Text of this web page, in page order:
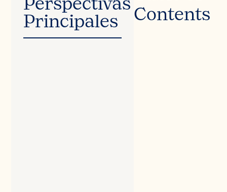
Perspectivas
Principales
Contents